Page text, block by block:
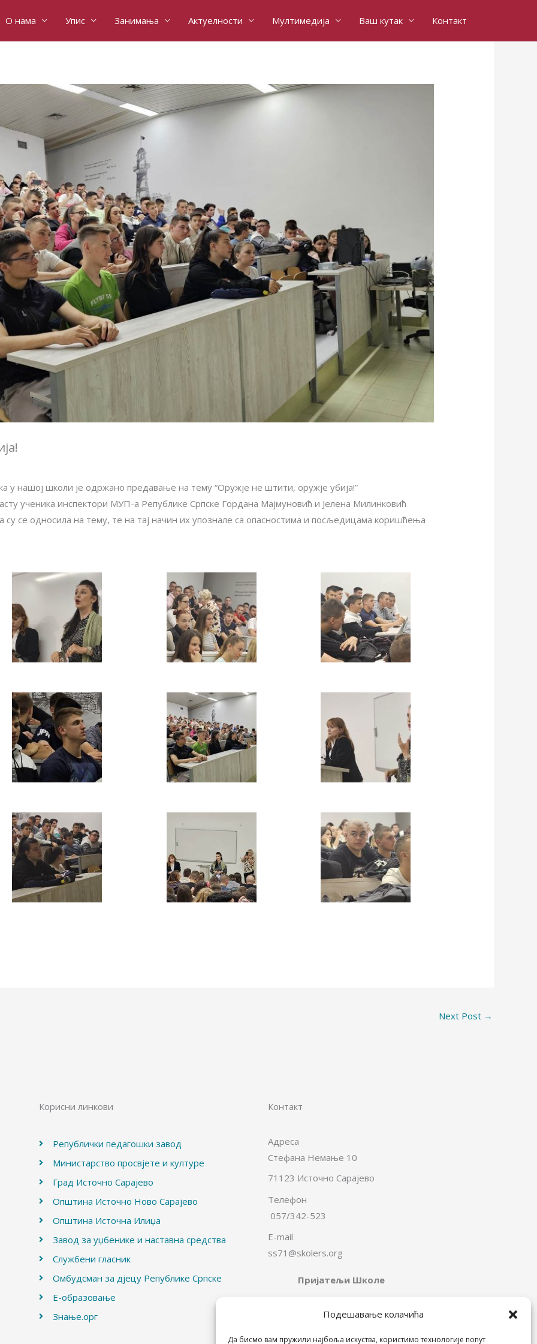
Подешавање колачића
Да бисмо вам пружили најбоља искуства, користимо технологије попут
О нама Упис Занимања Актуелности Мултимедија Ваш кутак Контакт
у нашој школи је одржано предавање на тему “Оружје не штити, оружје убија!”
ученика инспектори МУП-а Републике Српске Гордана Мајмуновић и Јелена Милинковић
су се односила на тему, те на тај начин их упознале са опасностима и посљедицама коришћења
Next Post →
Корисни линкови
Републички педагошки завод
Министарство просвјете и културе
Град Источно Сарајево
Општина Источно Ново Сарајево
Општина Источна Илиџа
Завод за уџбенике и наставна средства
Службени гласник
Омбудсман за дјецу Републике Српске
Е-образовање
Знање.орг
Контакт
Адреса
Стефана Немање 10
71123 Источно Сарајево
Телефон
057/342-523
E-mail
ss71@skolers.org
Пријатељи Школе